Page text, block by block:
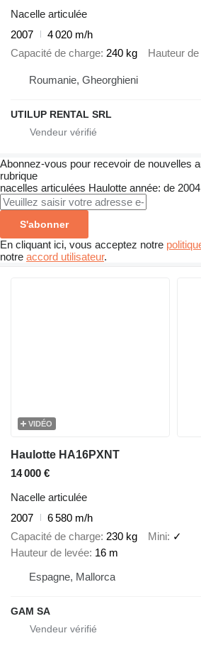
Nacelle articulée
2007
4 020 m/h
Capacité de charge 240 kg Hauteur
Roumanie, Gheorghieni
UTILUP RENTAL SRL
Abonnez-vous pour recevoir de nouvelles
rubrique
nacelles articulées Haulotte année: de
S'abonner
En cliquant ici, vous acceptez notre
notre accord utilisateur.
VIDÉO
Haulotte HA16PXNT
14 000 €
Nacelle articulée
2007
6 580 m/h
Capacité de charge 230 kg Mini ✓
Hauteur de levée 16 m
Espagne, Mallorca
GAM SA